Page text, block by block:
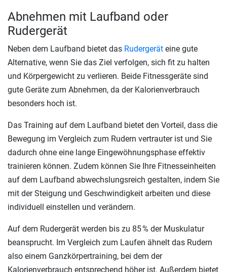
Abnehmen mit Laufband oder
Rudergerät
Neben dem Laufband bietet das Rudergerät eine gute
Alternative, wenn Sie das Ziel verfolgen, sich fit zu halten
und Körpergewicht zu verlieren. Beide Fitnessgeräte sind
gute Geräte zum Abnehmen, da der Kalorienverbrauch
besonders hoch ist.
Das Training auf dem Laufband bietet den Vorteil, dass die
Bewegung im Vergleich zum Rudern vertrauter ist und Sie
dadurch ohne eine lange Eingewöhnungsphase effektiv
trainieren können. Zudem können Sie Ihre Fitnesseinheiten
auf dem Laufband abwechslungsreich gestalten, indem Sie
mit der Steigung und Geschwindigkeit arbeiten und diese
individuell einstellen und verändern.
Auf dem Rudergerät werden bis zu 85 % der Muskulatur
beansprucht. Im Vergleich zum Laufen ähnelt das Rudern
also einem Ganzkörpertraining, bei dem der
Kalorienverbrauch entsprechend höher ist. Außerdem bietet